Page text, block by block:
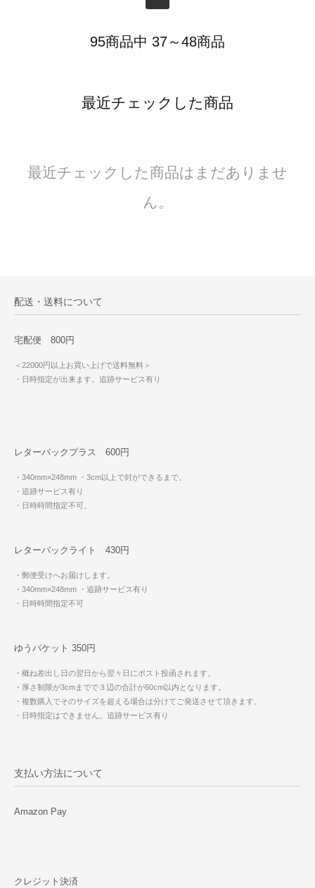
95商品中 37～48商品
最近チェックした商品
最近チェックした商品はまだありませ
ん。
配送・送料について
宅配便 800円
＜22000円以上お買い上げで送料無料＞
・日時指定が出来ます。追跡サービス有り
レターパックプラス 600円
・340mm×248mm ・3cm以上で封ができるまで。
・追跡サービス有り
・日時時間指定不可。
レターパックライト 430円
・郵便受けへお届けします。
・340mm×248mm ・追跡サービス有り
・日時時間指定不可
ゆうパケット 350円
・概ね差出し日の翌日から翌々日にポスト投函されます。
・厚さ制限が3cmまでで３辺の合計が60cm以内となります。
・複数購入でそのサイズを超える場合は分けてご発送させて頂きます。
・日時指定はできません。追跡サービス有り
支払い方法について
Amazon Pay
クレジット決済